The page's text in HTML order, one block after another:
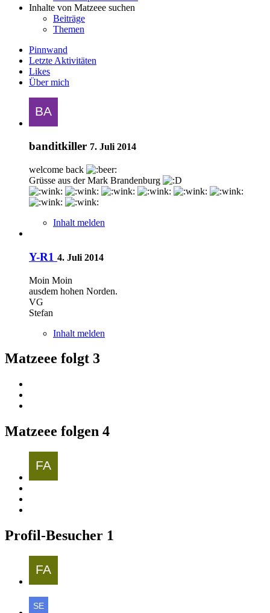
Inhalte von Matzeee suchen
Beiträge
Themen
Pinnwand
Letzte Aktivitäten
Likes
Über mich
banditkiller 7. Juli 2014
welcome back
Grüsse aus der Mark Brandenburg
Inhalt melden
Y-R1 4. Juli 2014
Moin Moin
ausdem hohen Norden.
VG
Stefan
Inhalt melden
Matzeee folgt 3
Matzeee folgen 4
Profil-Besucher 1